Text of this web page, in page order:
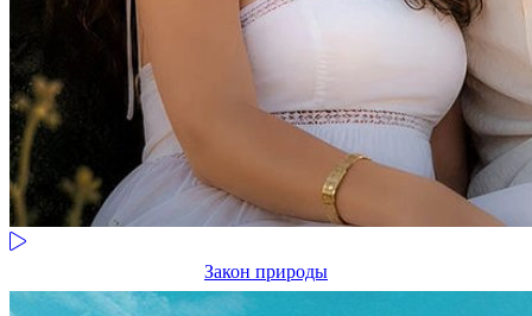
Закон природы